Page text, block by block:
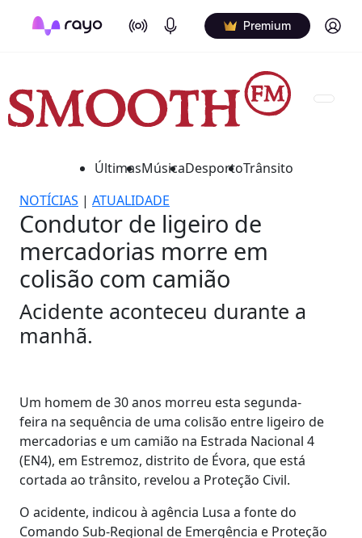
On Air Podcasts Premium Log in
ÚltimasMúsicaDesportoTrânsito
NOTÍCIAS | ATUALIDADE
Condutor de ligeiro de
mercadorias morre em
colisão com camião
Acidente aconteceu durante a
manhã.
Um homem de 30 anos morreu esta segunda-
feira na sequência de uma colisão entre ligeiro de
mercadorias e um camião na Estrada Nacional 4
(EN4), em Estremoz, distrito de Évora, que está
cortada ao trânsito, revelou a Proteção Civil.
O acidente, indicou à agência Lusa a fonte do
Comando Sub-Regional de Emergência e Proteção